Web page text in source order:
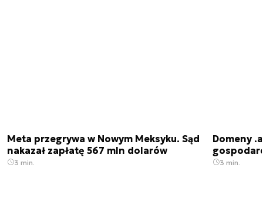
Meta przegrywa w Nowym Meksyku. Sąd
nakazał zapłatę 567 mln dolarów
3 min.
Domeny
3 min.